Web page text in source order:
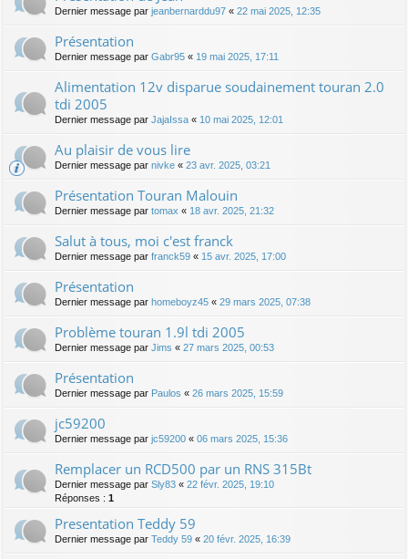
Dernier message par jeanbernarddu97 « 22 mai 2025, 12:35
Présentation
Dernier message par Gabr95 « 19 mai 2025, 17:11
Alimentation 12v disparue soudainement touran 2.0
tdi 2005
Dernier message par JajaIssa « 10 mai 2025, 12:01
Au plaisir de vous lire
Dernier message par nivke « 23 avr. 2025, 03:21
Présentation Touran Malouin
Dernier message par tomax « 18 avr. 2025, 21:32
Salut à tous, moi c'est franck
Dernier message par franck59 « 15 avr. 2025, 17:00
Présentation
Dernier message par homeboyz45 « 29 mars 2025, 07:38
Problème touran 1.9l tdi 2005
Dernier message par Jims « 27 mars 2025, 00:53
Présentation
Dernier message par Paulos « 26 mars 2025, 15:59
jc59200
Dernier message par jc59200 « 06 mars 2025, 15:36
Remplacer un RCD500 par un RNS 315Bt
Dernier message par Sly83 « 22 févr. 2025, 19:10
Réponses : 1
Presentation Teddy 59
Dernier message par Teddy 59 « 20 févr. 2025, 16:39